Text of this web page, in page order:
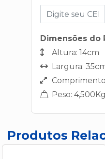
Dimensões do
Altura: 14cm
Largura:
Peso: 4,500Kg
Produtos